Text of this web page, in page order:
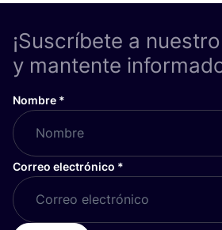
¡Suscríbete a
y mantente
Nombre *
Correo electrónico *